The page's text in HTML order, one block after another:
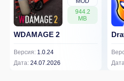
944.2
MB
WDAMAGE 2
Версия: 1.0.24
Дата: 24.07.2026